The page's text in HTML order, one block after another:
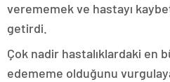
verememek ve hastayı
getirdi.
Çok nadir hastalıklardaki en
edememe olduğunu